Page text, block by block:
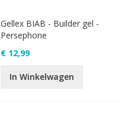
Gellex BIAB - Builder gel -
Persephone
€ 12,99
In Winkelwagen